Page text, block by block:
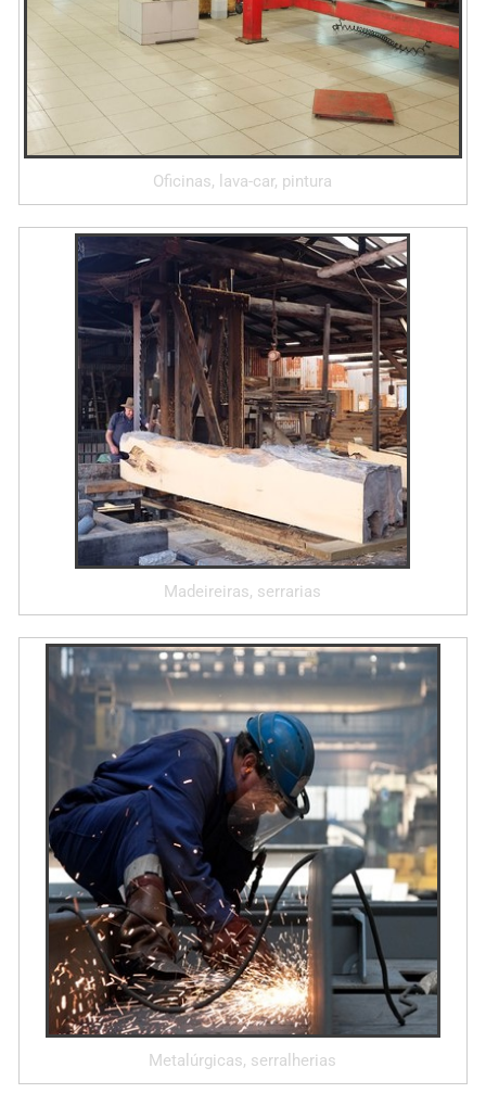
Oficinas, lava-car, pintura
Madeireiras, serrarias
Metalúrgicas, serralherias